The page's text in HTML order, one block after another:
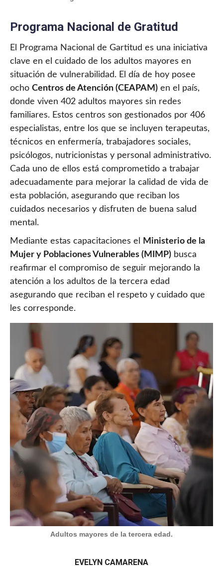
Programa Nacional de Gratitud
El Programa Nacional de Gartitud es una iniciativa
clave en el cuidado de los adultos mayores en
situación de vulnerabilidad. El día de hoy posee
ocho Centros de Atención (CEAPAM) en el país,
donde viven 402 adultos mayores sin redes
familiares. Estos centros son gestionados por 406
especialistas, entre los que se incluyen terapeutas,
técnicos en enfermería, trabajadores sociales,
psicólogos, nutricionistas y personal administrativo.
Cada uno de ellos está comprometido a trabajar
adecuadamente para mejorar la calidad de vida de
esta población, asegurando que reciban los
cuidados necesarios y disfruten de buena salud
mental.
Mediante estas capacitaciones el
Ministerio de la
Mujer y Poblaciones Vulnerables (MIMP) busca
reafirmar el compromiso de seguir mejorando la
atención a los adultos de la tercera edad
asegurando que reciban el respeto y cuidado que
les corresponde.
Adultos mayores de la tercera edad.
EVELYN CAMARENA